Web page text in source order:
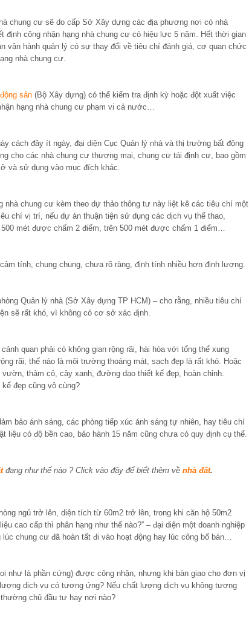
chung cư sẽ do cấp Sở Xây dựng các địa phương nơi có nhà
định công nhận hạng nhà chung cư có hiệu lực 5 năm. Hết thời gian
vận hành quản lý có sự thay đổi về tiêu chí đánh giá, cơ quan chức
nhà chung cư.
sản (Bộ Xây dựng) có thể kiểm tra định kỳ hoặc đột xuất việc
hạng nhà chung cư phạm vi cả nước…
cách đây ít ngày, đại diện Cục Quản lý nhà và thị trường bất động
cho các nhà chung cư thương mại, chung cư tái định cư, bao gồm
và sử dụng vào mục đích khác.
nhà chung cư kèm theo dự thảo thông tư này liệt kê các tiêu chí một
chí vị trí, nếu dự án thuận tiện sử dụng các dịch vụ thể thao,
mét được chấm 2 điểm, trên 500 mét được chấm 1 điểm…
tính, chung chung, chưa rõ ràng, định tính nhiều hơn định lượng.
Quản lý nhà (Sở Xây dựng TP HCM) – cho rằng, nhiều tiêu chí
sẽ rất khó, vì không có cơ sở xác định.
quan phải có không gian rộng rãi, hài hòa với tổng thể xung
rãi, thế nào là môi trường thoáng mát, sạch đẹp là rất khó. Hoặc
thảm cỏ, cây xanh, đường dạo thiết kế đẹp, hoàn chỉnh.
đẹp cũng vô cùng?
bảo ánh sáng, các phòng tiếp xúc ánh sáng tự nhiên, hay tiêu chí
liệu có độ bền cao, bảo hành 15 năm cũng chưa có quy định cụ thể.
đang như thế nào ? Click vào đây để biết thêm về nhà đất.
ngủ trở lên, diện tích từ 60m2 trở lên, trong khi căn hộ 50m2
cao cấp thì phân hạng như thế nào?” – đại diện một doanh nghiệp
chung cư đã hoàn tất đi vào hoạt động hay lúc công bố bán…
như là phần cứng) được công nhận, nhưng khi bàn giao cho đơn vị
dịch vụ có tương ứng? Nếu chất lượng dịch vụ không tương
chủ đầu tư hay nơi nào?